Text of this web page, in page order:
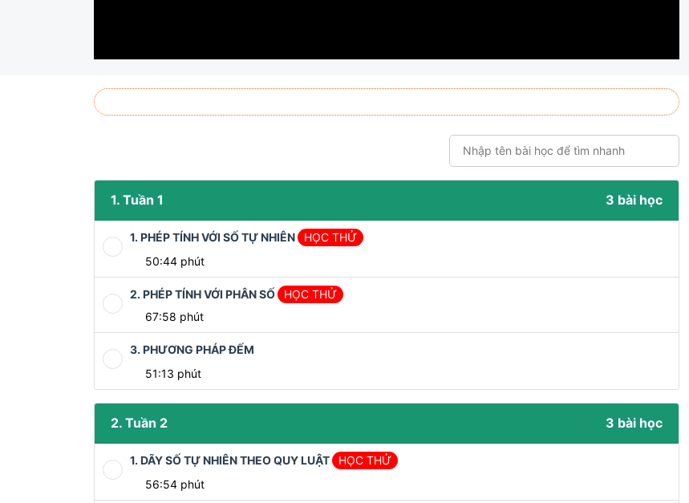
1. Tuần 1 3 bài học
1. PHÉP TÍNH VỚI SỐ TỰ NHIÊN
HỌC THỬ
50:44 phút
2. PHÉP TÍNH VỚI PHÂN SỐ
HỌC THỬ
67:58 phút
3. PHƯƠNG PHÁP ĐẾM
51:13 phút
2. Tuần 2 3 bài học
1. DÃY SỐ TỰ NHIÊN THEO QUY LUẬT
HỌC THỬ
56:54 phút